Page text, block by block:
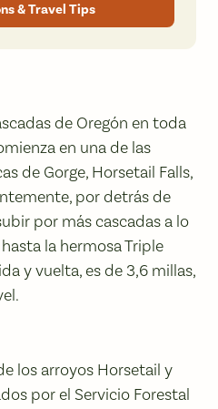
& Travel Tips
de Oregón en toda
en una de las
de Gorge, Horsetail Falls,
por detrás de
por más cascadas a lo
la hermosa Triple
y vuelta, es de 3,6 millas,
los arroyos Horsetail y
por el Servicio Forestal